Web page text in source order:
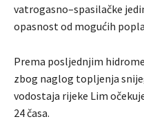
vatrogasno–spasilačke
opasnost od mogućih
Prema posljednjim
zbog naglog topljenja
vodostaja rijeke Lim
24 časa.